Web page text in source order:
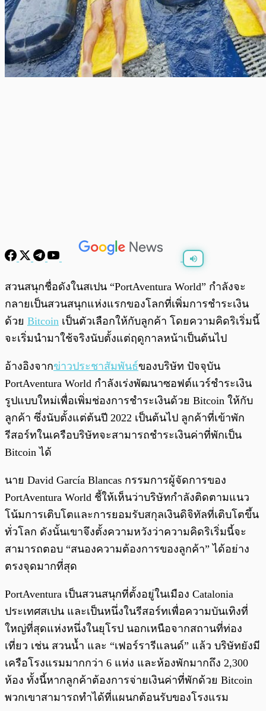
พร้อมเล่น 0:00/0:00
สวนสนุกชื่อดังในสเปน “PortAventura World” กำลังจะ
กลายเป็นสวนสนุกแห่งแรกของโลกที่เพิ่มการชำระเงิน
ด้วย Bitcoin เป็นตัวเลือกให้กับลูกค้า โดยความคิดริเริ่มนี้
จะเริ่มนำมาใช้จริงนับตั้งแต่ฤดูกาลหน้าเป็นต้นไป
อ้างอิงจากข่าวประชาสัมพันธ์ของบริษัท ปัจจุบัน
PortAventura World กำลังเร่งพัฒนาซอฟต์แวร์ชำระเงิน
รูปแบบใหม่เพื่อเพิ่มช่องการชำระเงินด้วย Bitcoin ให้กับ
ลูกค้า ซึ่งนับตั้งแต่ต้นปี 2022 เป็นต้นไป ลูกค้าที่เข้าพัก
รีสอร์ทในเครือบริษัทจะสามารถชำระเงินค่าที่พักเป็น
Bitcoin ได้
นาย David García Blancas กรรมการผู้จัดการของ
PortAventura World ชี้ให้เห็นว่าบริษัทกำลังติดตามแนว
โน้มการเติบโตและการยอมรับสกุลเงินดิจิทัลที่เติบโตขึ้น
ทั่วโลก ดังนั้นเขาจึงตั้งความหวังว่าความคิดริเริ่มนี้จะ
สามารถตอบ “สนองความต้องการของลูกค้า” ได้อย่าง
ตรงจุดมากที่สุด
PortAventura เป็นสวนสนุกที่ตั้งอยู่ในเมือง Catalonia
ประเทศสเปน และเป็นหนึ่งในรีสอร์ทเพื่อความบันเทิงที่
ใหญ่ที่สุดแห่งหนึ่งในยุโรป นอกเหนือจากสถานที่ท่อง
เที่ยว เช่น สวนน้ำ และ “เฟอร์รารีแลนด์” แล้ว บริษัทยังมี
เครือโรงแรมมากกว่า 6 แห่ง และห้องพักมากถึง 2,300
ห้อง ทั้งนี้หากลูกค้าต้องการจ่ายเงินค่าที่พักด้วย Bitcoin
พวกเขาสามารถทำได้ที่แผนกต้อนรับของโรงแรม